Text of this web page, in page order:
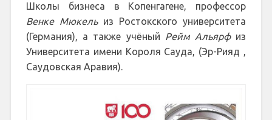
Школы бизнеса в Копенгагене, профессор
Венке Мюкельиз Ростокского университета
(Германия), а также учёный Рейм Альярфиз
Университета имени Короля Сауда, (Эр-Рияд ,
Саудовская Аравия).